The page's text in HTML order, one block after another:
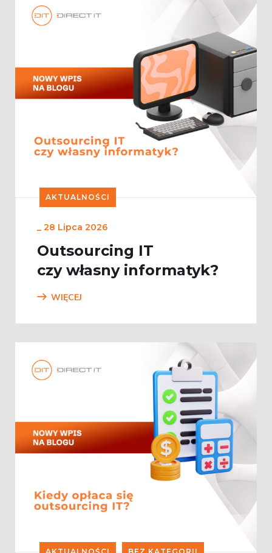
AKTUALNOŚCI
_ 28 Lipca 2026
Outsourcing IT
czy własny informatyk?
WIĘCEJ